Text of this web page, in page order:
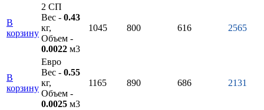
В
корзину
2 СП
Вес - 0.43
кг,
Объем -
0.0022 м3
1045 800 616 2565
В
корзину
Евро
Вес - 0.55
кг,
Объем -
0.0025 м3
1165 890 686 2131